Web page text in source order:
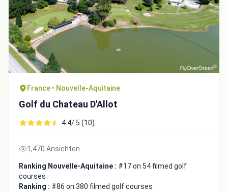
France • Nouvelle-Aquitaine
Golf du Chateau D'Allot
4.4/ 5 (10)
1,470 Ansichten
Ranking Nouvelle-Aquitaine : #17 on 54 filmed golf
courses
Ranking : #86 on 380 filmed golf courses